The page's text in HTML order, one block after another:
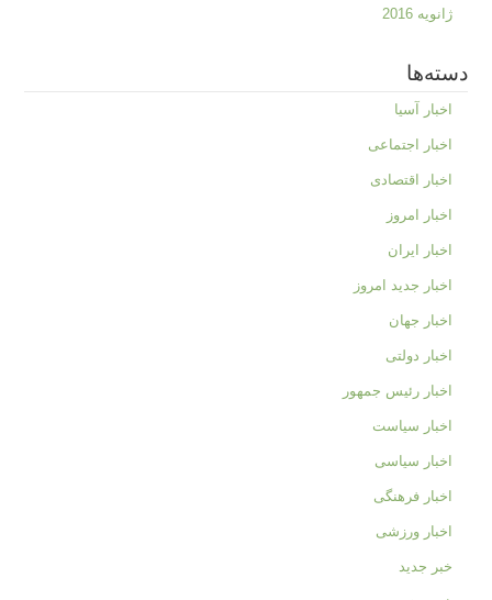
ژانویه 2016
دسته‌ها
اخبار آسیا
اخبار اجتماعی
اخبار اقتصادی
اخبار امروز
اخبار ایران
اخبار جدید امروز
اخبار جهان
اخبار دولتی
اخبار رئیس جمهور
اخبار سیاست
اخبار سیاسی
اخبار فرهنگی
اخبار ورزشی
خبر جدید